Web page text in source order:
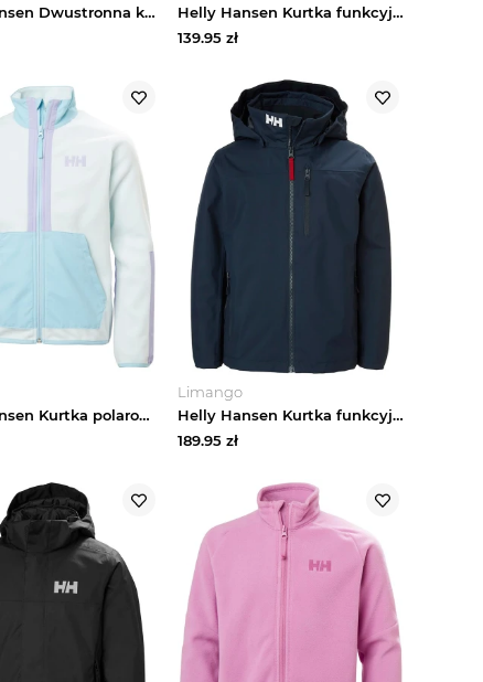
Helly Hansen Dwustronna kurtka pikowana "Dalen" w kolorze niebiesko-zielonym rozmiar: 110
Helly Hansen Kurtka funkcyjna "Loke 2.0" w kolorze czarnym rozmiar: 140
139.95 zł
Helly Hansen Kurtka polarowa "Marka" w kolorze błękitno-biało-fioletowym rozmiar: 152
Limango
Helly Hansen Kurtka funkcyjna "Crew" w kolorze granatowym rozmiar: 140
189.95 zł